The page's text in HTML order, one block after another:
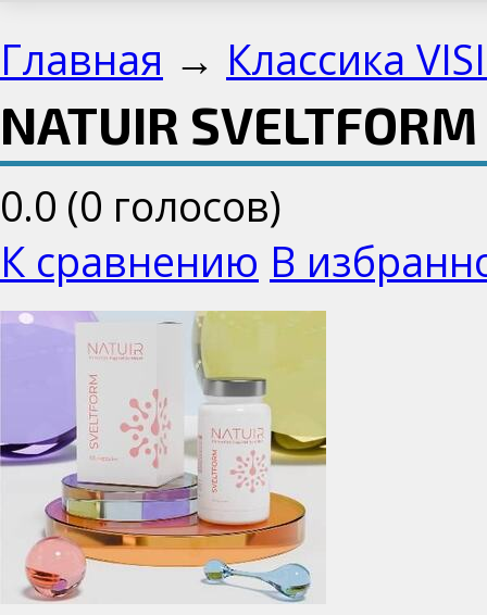
Главная → Классика
NATUIR SVELTFORM
0.0 (0 голосов)
К сравнению В